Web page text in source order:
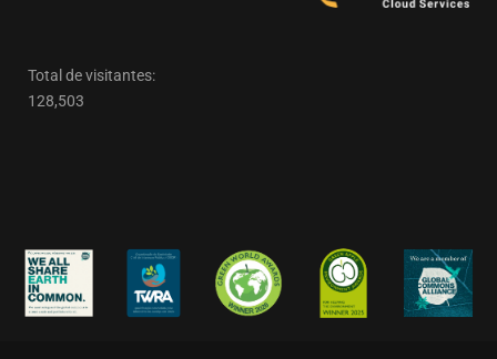
Total de visitantes:
128,503